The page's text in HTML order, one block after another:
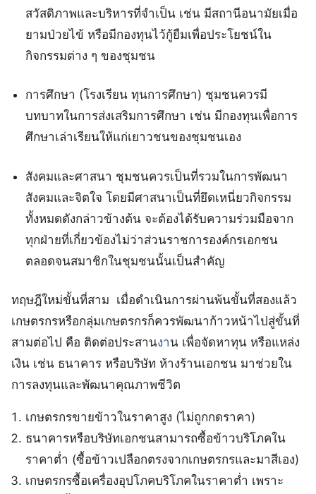
สวัสดิภาพและบริหารที่จำเป็น เช่น มีสถานีอนามัยเมื่อ
ยามป่วยไข้ หรือมีกองทุนไว้กู้ยืมเพื่อประโยชน์ใน
กิจกรรมต่าง ๆ ของชุมชน
การศึกษา (โรงเรียน ทุนการศึกษา) ชุมชนควรมี
บทบาทในการส่งเสริมการศึกษา เช่น มีกองทุนเพื่อการ
ศึกษาเล่าเรียนให้แก่เยาวชนของชุมชนเอง
สังคมและศาสนา ชุมชนควรเป็นที่รวมในการพัฒนา
สังคมและจิตใจ โดยมีศาสนาเป็นที่ยึดเหนี่ยวกิจกรรม
ทั้งหมดดังกล่าวข้างต้น จะต้องได้รับความร่วมมือจาก
ทุกฝ่ายที่เกี่ยวข้องไม่ว่าส่วนราชการองค์กรเอกชน
ตลอดจนสมาชิกในชุมชนนั้นเป็นสำคัญ
ทฤษฎีใหม่ขั้นที่สาม เมื่อดำเนินการผ่านพ้นขั้นที่สองแล้ว
เกษตรกรหรือกลุ่มเกษตรกรก็ควรพัฒนาก้าวหน้าไปสู่ขั้นที่
สามต่อไป คือ ติดต่อประสานงาน เพื่อจัดหาทุน หรือแหล่ง
เงิน เช่น ธนาคาร หรือบริษัท ห้างร้านเอกชน มาช่วยใน
การลงทุนและพัฒนาคุณภาพชีวิต
เกษตรกรขายข้าวในราคาสูง (ไม่ถูกกดราคา)
ธนาคารหรือบริษัทเอกชนสามารถซื้อข้าวบริโภคใน
ราคาต่ำ (ซื้อข้าวเปลือกตรงจากเกษตรกรและมาสีเอง)
เกษตรกรซื้อเครื่องอุปโภคบริโภคในราคาต่ำ เพราะ